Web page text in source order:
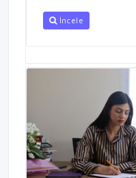
İncele